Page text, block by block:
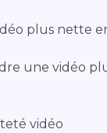
plus nette
une vidéo
vidéo